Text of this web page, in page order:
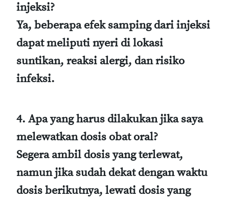
injeksi?
Ya, beberapa efek samping dari injeksi
dapat meliputi nyeri di lokasi
suntikan, reaksi alergi, dan risiko
infeksi.
4. Apa yang harus dilakukan jika saya
melewatkan dosis obat oral?
Segera ambil dosis yang terlewat,
namun jika sudah dekat dengan waktu
dosis berikutnya, lewati dosis yang